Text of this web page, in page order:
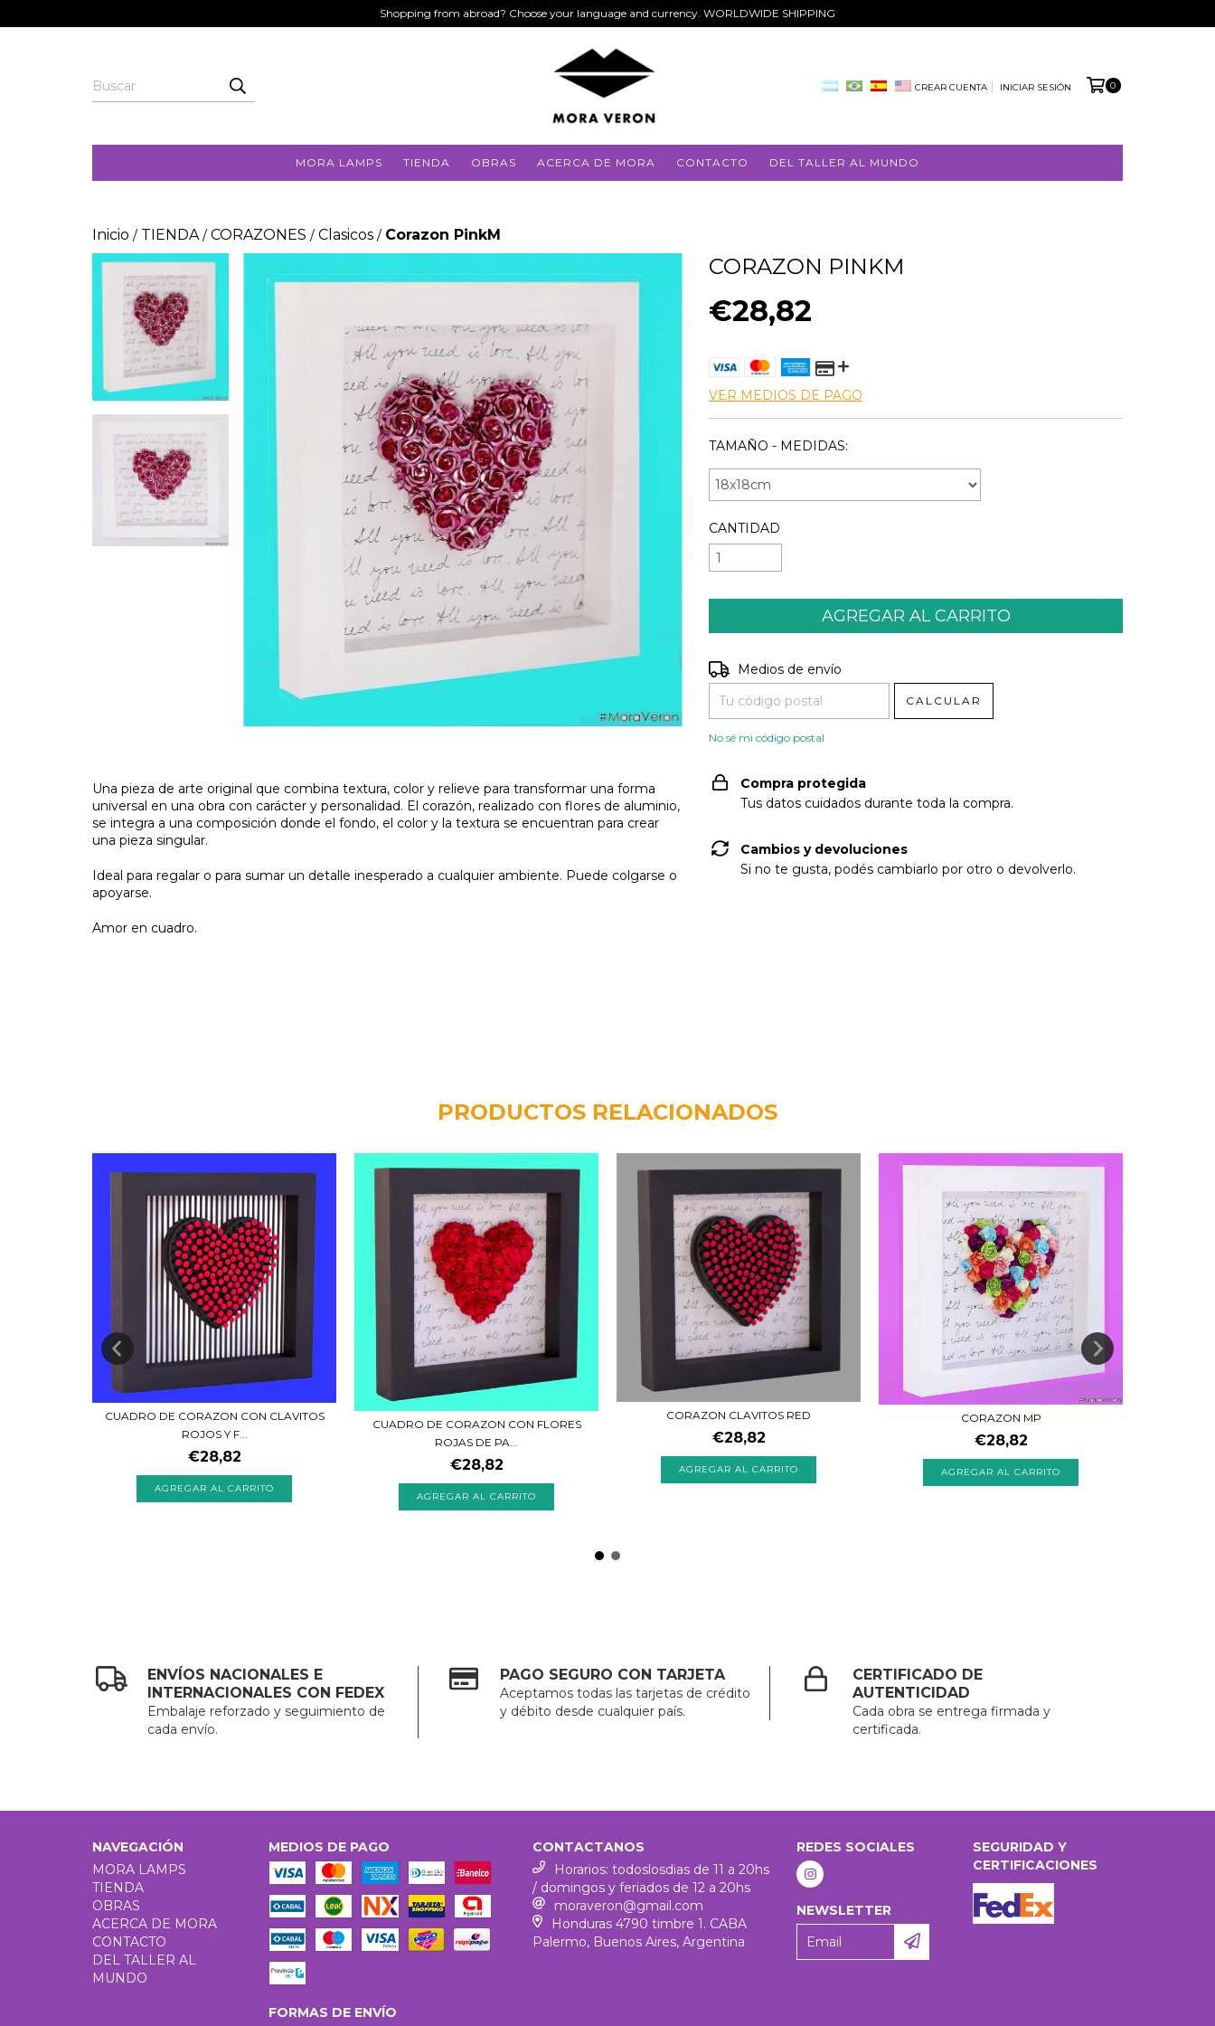
Shopping from abroad? Choose your language and currency. WORLDWIDE SHIPPING
CREAR CUENTA INICIAR SESIÓN 0
MORA LAMPS TIENDA OBRAS ACERCA DE MORA CONTACTO DEL TALLER AL MUNDO
Inicio / TIENDA / CORAZONES / Clasicos / Corazon PinkM
Una pieza de arte original que combina textura, color y relieve para transformar una forma
universal en una obra con carácter y personalidad. El corazón, realizado con flores de aluminio,
se integra a una composición donde el fondo, el color y la textura se encuentran para crear
una pieza singular.
Ideal para regalar o para sumar un detalle inesperado a cualquier ambiente. Puede colgarse o
apoyarse.
Amor en cuadro.
CORAZON PINKM
€28,82
VER MEDIOS DE PAGO
TAMAÑO - MEDIDAS:
CANTIDAD
Entregas para el CP:
Medios de envío
CALCULAR
No sé mi código postal
Compra protegida
Tus datos cuidados durante toda la compra.
Cambios y devoluciones
Si no te gusta, podés cambiarlo por otro o devolverlo.
PRODUCTOS RELACIONADOS
CUADRO DE CORAZON CON CLAVITOS
ROJOS Y F...
€28,82
AGREGAR AL CARRITO
CUADRO DE CORAZON CON FLORES
ROJAS DE PA...
€28,82
AGREGAR AL CARRITO
CORAZON CLAVITOS RED
€28,82
AGREGAR AL CARRITO
CORAZON MP
€28,82
AGREGAR AL CARRITO
ENVÍOS NACIONALES E
INTERNACIONALES CON FEDEX
Embalaje reforzado y seguimiento de
cada envío.
PAGO SEGURO CON TARJETA
Aceptamos todas las tarjetas de crédito
y débito desde cualquier país.
CERTIFICADO DE
AUTENTICIDAD
Cada obra se entrega firmada y
certificada.
NAVEGACIÓN
MORA LAMPS
TIENDA
OBRAS
ACERCA DE MORA
CONTACTO
DEL TALLER AL
MUNDO
MEDIOS DE PAGO
FORMAS DE ENVÍO
CONTACTANOS
Horarios: todoslosdias de 11 a 20hs
/ domingos y feriados de 12 a 20hs
moraveron@gmail.com
Honduras 4790 timbre 1. CABA
Palermo, Buenos Aires, Argentina
REDES SOCIALES
NEWSLETTER
SEGURIDAD Y
CERTIFICACIONES